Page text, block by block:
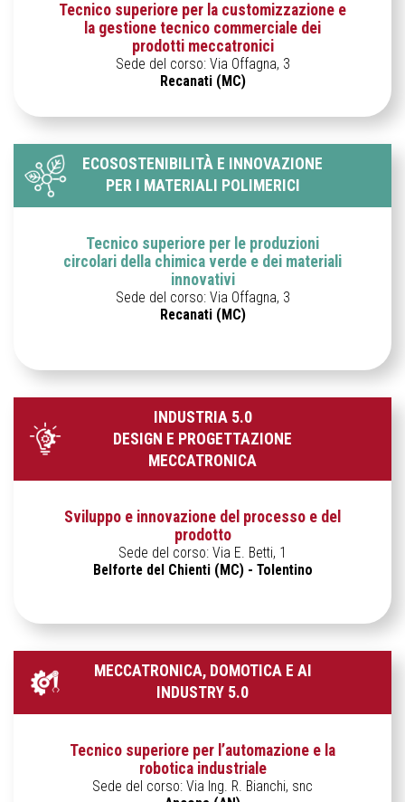
Tecnico superiore per la customizzazione e
la gestione tecnico commerciale dei
prodotti meccatronici
Sede del corso: Via Offagna, 3
Recanati (MC)
ECOSOSTENIBILITÀ E INNOVAZIONE
PER I MATERIALI POLIMERICI
Tecnico superiore per le produzioni
circolari della chimica verde e dei materiali
innovativi
Sede del corso: Via Offagna, 3
Recanati (MC)
INDUSTRIA 5.0
DESIGN E PROGETTAZIONE
MECCATRONICA
Sviluppo e innovazione del processo e del
prodotto
Sede del corso: Via E. Betti, 1
Belforte del Chienti (MC) - Tolentino
MECCATRONICA, DOMOTICA E AI
INDUSTRY 5.0
Tecnico superiore per l’automazione e la
robotica industriale
Sede del corso: Via Ing. R. Bianchi, snc